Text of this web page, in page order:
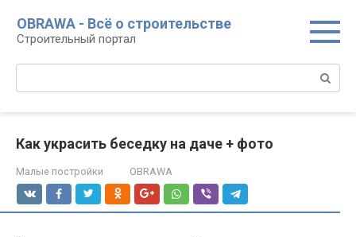
контенту
OBRAWA - Всё о строительстве
Строительный портал
Как украсить беседку на даче + фото
Малые постройки OBRAWA